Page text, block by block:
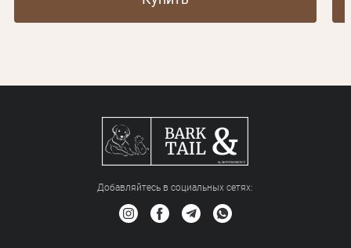
Добавляйтесь в социальных сетяx: